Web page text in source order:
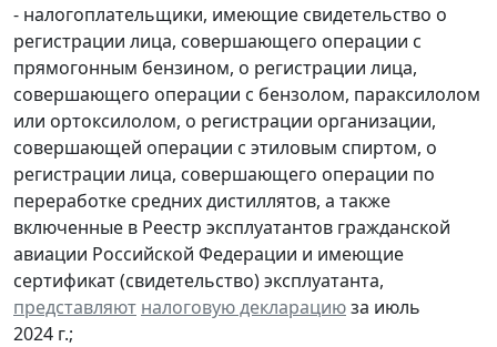
- налогоплательщики, имеющие свидетельство о
регистрации лица, совершающего операции с
прямогонным бензином, о регистрации лица,
совершающего операции с бензолом, параксилолом
или ортоксилолом, о регистрации организации,
совершающей операции с этиловым спиртом, о
регистрации лица, совершающего операции по
переработке средних дистиллятов, а также
включенные в Реестр эксплуатантов гражданской
авиации Российской Федерации и имеющие
сертификат (свидетельство) эксплуатанта,
представляют налоговую декларациюза июль
2024 г.;